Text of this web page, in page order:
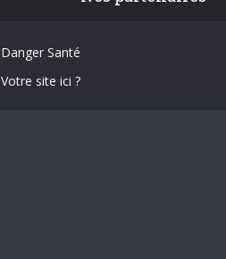
Danger Santé
Votre site ici ?